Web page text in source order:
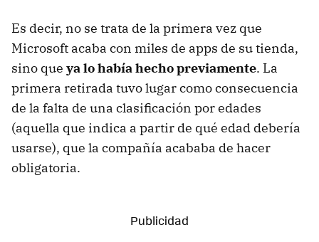
Es decir, no se trata de la primera vez que
Microsoft acaba con miles de apps de su tienda,
sino que ya lo había hecho previamente. La
primera retirada tuvo lugar como consecuencia
de la falta de una clasificación por edades
(aquella que indica a partir de qué edad debería
usarse), que la compañía acababa de hacer
obligatoria.